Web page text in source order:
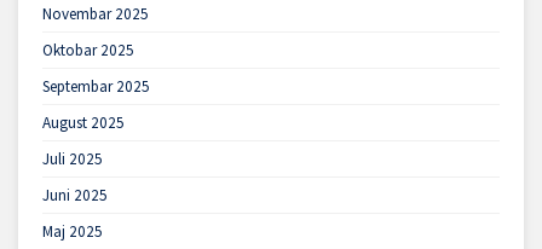
Novembar 2025
Oktobar 2025
Septembar 2025
August 2025
Juli 2025
Juni 2025
Maj 2025